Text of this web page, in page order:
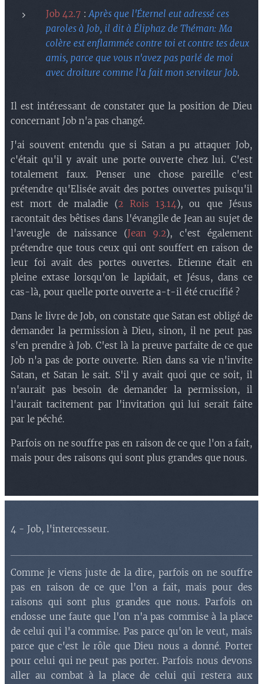
Job 42.7 :Après que l'Éternel eut adressé ces
paroles à Job, il dit à Éliphaz de Théman: Ma
colère est enflammée contre toi et contre tes deux
amis, parce que vous n'avez pas parlé de moi
avec droiture comme l'a fait mon serviteur Job.
Il est intéressant de constater que la position de Dieu
concernant Job n'a pas changé.
J'ai souvent entendu que si Satan a pu attaquer Job,
c'était qu'il y avait une porte ouverte chez lui. C'est
totalement faux. Penser une chose pareille c'est
prétendre qu'Elisée avait des portes ouvertes puisqu'il
est mort de maladie (2 Rois 13.14), ou que Jésus
racontait des bêtises dans l'évangile de Jean au sujet de
l'aveugle de naissance (Jean 9.2), c'est également
prétendre que tous ceux qui ont souffert en raison de
leur foi avait des portes ouvertes. Etienne était en
pleine extase lorsqu'on le lapidait, et Jésus, dans ce
cas-là, pour quelle porte ouverte a-t-il été crucifié ?
Dans le livre de Job, on constate que Satan est obligé de
demander la permission à Dieu, sinon, il ne peut pas
s'en prendre à Job. C'est là la preuve parfaite de ce que
Job n'a pas de porte ouverte. Rien dans sa vie n'invite
Satan, et Satan le sait. S'il y avait quoi que ce soit, il
n'aurait pas besoin de demander la permission, il
l'aurait tacitement par l'invitation qui lui serait faite
par le péché.
Parfois on ne souffre pas en raison de ce que l'on a fait,
mais pour des raisons qui sont plus grandes que nous.
4 - Job, l'intercesseur.
Comme je viens juste de la dire, parfois on ne souffre
pas en raison de ce que l'on a fait, mais pour des
raisons qui sont plus grandes que nous. Parfois on
endosse une faute que l'on n'a pas commise à la place
de celui qui l'a commise. Pas parce qu'on le veut, mais
parce que c'est le rôle que Dieu nous a donné. Porter
pour celui qui ne peut pas porter. Parfois nous devons
aller au combat à la place de celui qui restera aux